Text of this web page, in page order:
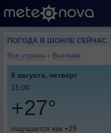
ПОГОДА В ШОНЛЕ СЕЙЧАС
Все страны › Вьетнам
6 августа, четверг
15:00
+27°
ощущается как +29